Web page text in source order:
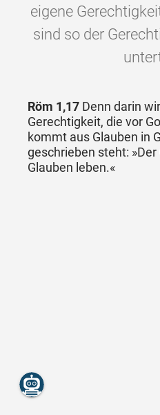
eigene
sind so der
Röm 1,17 Denn darin
Gerechtigkeit, die vor
kommt aus Glauben in
geschrieben steht:
Glauben leben.«